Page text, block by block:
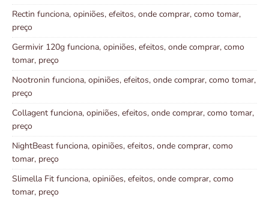
Rectin funciona, opiniões, efeitos, onde comprar, como tomar,
preço
Germivir 120g funciona, opiniões, efeitos, onde comprar, como
tomar, preço
Nootronin funciona, opiniões, efeitos, onde comprar, como tomar,
preço
Collagent funciona, opiniões, efeitos, onde comprar, como tomar,
preço
NightBeast funciona, opiniões, efeitos, onde comprar, como
tomar, preço
Slimella Fit funciona, opiniões, efeitos, onde comprar, como
tomar, preço